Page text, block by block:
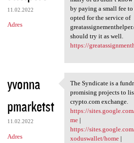
11.02.2022
Adres
by paying a small fee
opted for the service of
should try it as well.
https://
yvonna
pmarketst
11.02.2022
Adres
The Syndicate is a
The Syndicate is a
promising projects to
crypto.com exchange.
https://
me|
https://
xoduswallet/home|